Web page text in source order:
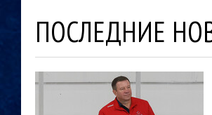
ПОСЛЕДНИЕ